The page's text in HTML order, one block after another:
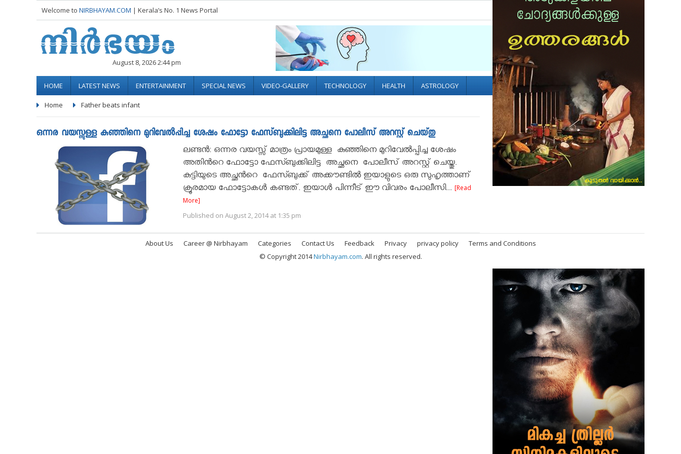
Welcome to NIRBHAYAM.COM | Kerala’s No. 1 News Portal Socialize with us
August 8, 2026 2:44 pm
HOME LATEST NEWS ENTERTAINMENT SPECIAL NEWS VIDEO-GALLERY TECHNOLOGY HEALTH ASTROLOGY
Home Father beats infant
ഒന്നര വയസ്സുള്ള കുഞ്ഞിനെ മുറിവേല്‍പ്പിച്ച ശേഷം ഫോട്ടോ ഫേസ്ബുക്കിലിട്ട അച്ഛനെ പോലീസ് അറസ്റ്റ് ചെയ്തു
ലണ്ടൻ: ഒന്നര വയസ്സ് മാത്രം പ്രായമുള്ള കുഞ്ഞിനെ മുറിവേൽപ്പിച്ച ശേഷം
അതിൻറെ ഫോട്ടോ ഫേസ്ബുക്കിലിട്ട അച്ഛനെ പോലീസ് അറസ്റ്റ് ചെയ്തു.
കുട്ടിയുടെ അച്ഛൻറെ ഫേസ്ബുക്ക് അക്കൗണ്ടിൽ ഇയാളുടെ ഒരു സുഹൃത്താണ്
ക്രൂരമായ ഫോട്ടോകൾ കണ്ടത്. ഇയാൾ പിന്നീട് ഈ വിവരം പോലീസി... [Read
More]
Published on August 2, 2014 at 1:35 pm
About Us Career @ Nirbhayam Categories Contact Us Feedback Privacy privacy policy
Terms and Conditions
© Copyright 2014Nirbhayam.com. All rights reserved.